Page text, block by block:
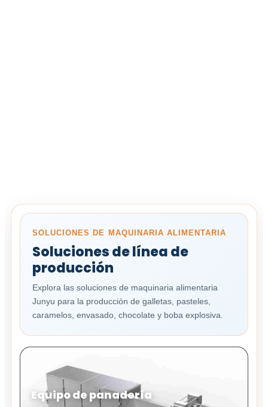
SOLUCIONES DE MAQUINARIA ALIMENTARIA
Soluciones de línea de
producción
Explora las soluciones de maquinaria alimentaria
Junyu para la producción de galletas, pasteles,
caramelos, envasado, chocolate y boba explosiva.
Equipo de panadería